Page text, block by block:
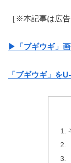
［※本記事は広
▶︎「ブギウギ」
「ブギウギ」を